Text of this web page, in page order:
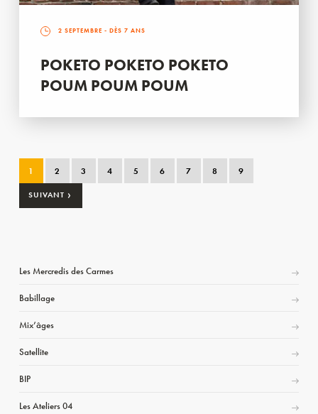
2 SEPTEMBRE - DÈS 7 ANS
POKETO POKETO POKETO
POUM POUM POUM
1 2 3 4 5 6 7 8 9
SUIVANT ›
Les Mercredis des Carmes
Babillage
Mix’âges
Satellite
BIP
Les Ateliers 04